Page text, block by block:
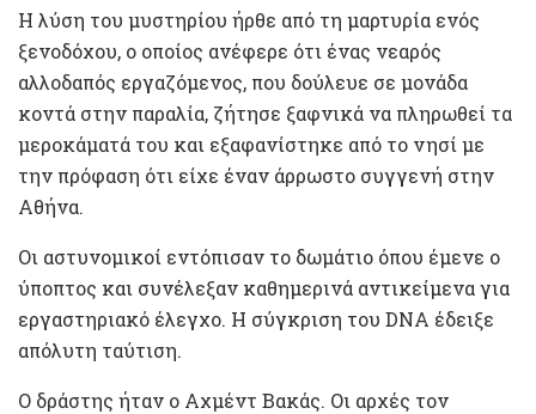
Η λύση του μυστηρίου ήρθε από τη μαρτυρία ενός
ξενοδόχου, ο οποίος ανέφερε ότι ένας νεαρός
αλλοδαπός εργαζόμενος, που δούλευε σε μονάδα
κοντά στην παραλία, ζήτησε ξαφνικά να πληρωθεί τα
μεροκάματά του και εξαφανίστηκε από το νησί με
την πρόφαση ότι είχε έναν άρρωστο συγγενή στην
Αθήνα.
Οι αστυνομικοί εντόπισαν το δωμάτιο όπου έμενε ο
ύποπτος και συνέλεξαν καθημερινά αντικείμενα για
εργαστηριακό έλεγχο. Η σύγκριση του DNA έδειξε
απόλυτη ταύτιση.
Ο δράστης ήταν ο Αχμέντ Βακάς. Οι αρχές τον